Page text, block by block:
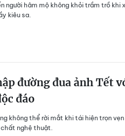
người hâm mộ không khỏi trầm trồ khi
kiêu sa.
đường đua ảnh Tết
đáo
không thể rời mắt khi tái hiện trọn vẹn
nghệ thuật.